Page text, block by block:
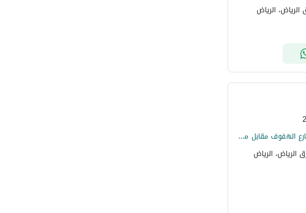
الرياض
عمارة تجارية للبيع في النسيم الشرقي شارع الهفوف مقابل مستوصف الفرايضي
الرياض